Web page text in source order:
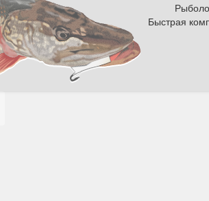
Быстрая